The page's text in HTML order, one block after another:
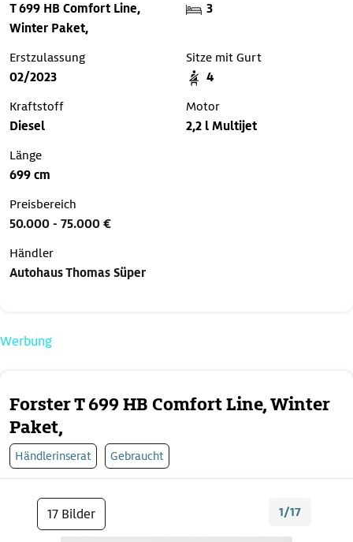
Forster T 699 HB Comfort Line, Winter
Paket,
Händlerinserat Gebraucht
17 Bilder 1/17
T 699 HB Comfort Line,
Winter Paket,
3
Erstzulassung
02/2023
Sitze mit Gurt
4
Kraftstoff
Diesel
Motor
2,2 l Multijet
Länge
699 cm
Preisbereich
50.000 - 75.000 €
Händler
Autohaus Thomas Süper
Werbung